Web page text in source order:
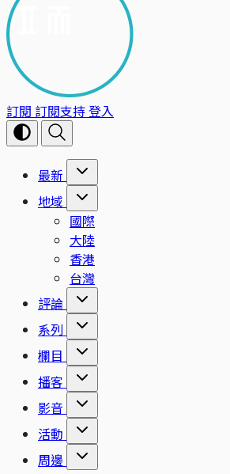
訂閱 訂閱支持登入
最新
地域
國際
大陸
香港
台灣
評論
系列
欄目
播客
影音
活動
周邊